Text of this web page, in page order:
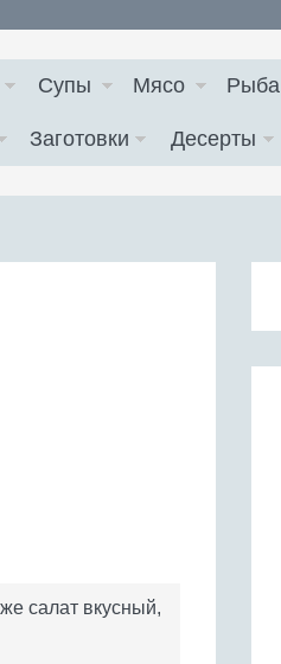
Супы Мясо Рыба
Заготовки Десерты
салат вкусный,